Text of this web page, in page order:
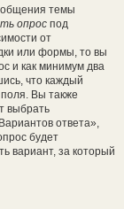
темы
опрос под
от
или формы, то вы
и как минимум два
что каждый
поля. Вы также
выбрать
ответа»,
будет
вариант, за который